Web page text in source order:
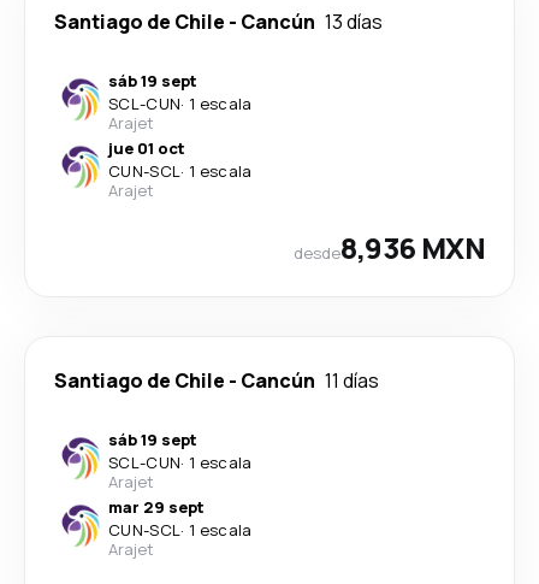
Santiago de Chile - Cancún 13 días
sáb 19 sept
SCL-CUN· 1 escala
Arajet
jue 01 oct
CUN-SCL· 1 escala
Arajet
desde8,936 MXN
Santiago de Chile - Cancún 11 días
sáb 19 sept
SCL-CUN· 1 escala
Arajet
mar 29 sept
CUN-SCL· 1 escala
Arajet